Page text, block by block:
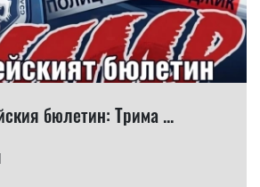
бюлетин: Трима ...